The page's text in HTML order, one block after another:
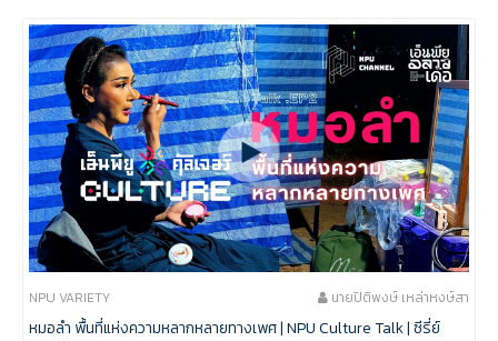
NPU VARIETY นายปิติพงษ์ เหล่าหงษ์สา
หมอลำ พื้นที่แห่งความหลากหลายทางเพศ | NPU Culture Talk | ซีรี่ย์